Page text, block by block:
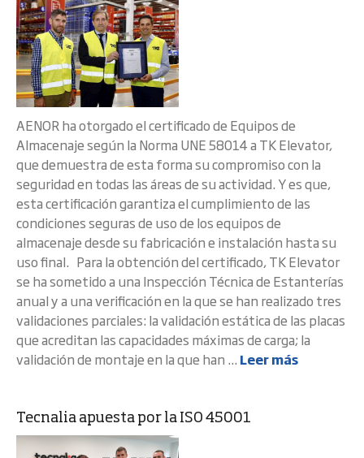
AENOR ha otorgado el certificado de Equipos de
Almacenaje según la Norma UNE 58014 a TK Elevator,
que demuestra de esta forma su compromiso con la
seguridad en todas las áreas de su actividad. Y es que,
esta certificación garantiza el cumplimiento de las
condiciones seguras de uso de los equipos de
almacenaje desde su fabricación e instalación hasta su
uso final. Para la obtención del certificado, TK Elevator
se ha sometido a una Inspección Técnica de Estanterías
anual y a una verificación en la que se han realizado tres
validaciones parciales: la validación estática de las placas
que acreditan las capacidades máximas de carga; la
validación de montaje en la que han ... Leer más
Tecnalia apuesta por la ISO 45001